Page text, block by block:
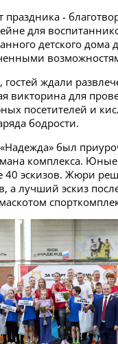
-
для
детского дома
ждали
викторина для
посетителей и
бодрости.
был
комплекса.
40 эскизов. Жюри
а лучший эскиз